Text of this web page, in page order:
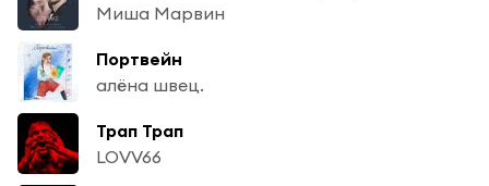
Миша Марвин
Портвейн
алёна швец.
Трап Трап
LOVV66